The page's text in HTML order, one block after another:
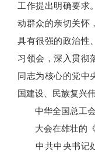
工作提出明确要求
动群众的亲切关怀
具有很强的政治性
习领会，深入贯彻
同志为核心的党中
国建设、民族复兴
中华全国总工会
大会在雄壮的《
中共中央书记处